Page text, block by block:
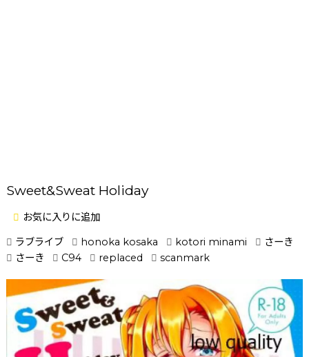
Sweet&Sweat Holiday
お気に入りに追加
ラブライブ
honoka kosaka kotori minami
さーき
さーき
C94 replaced scanmark